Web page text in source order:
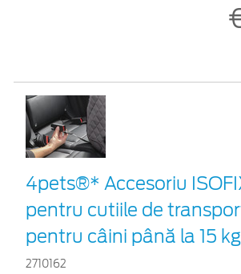
4pets®* Accesoriu
pentru cutiile de
pentru câini până la 15 kg
2710162